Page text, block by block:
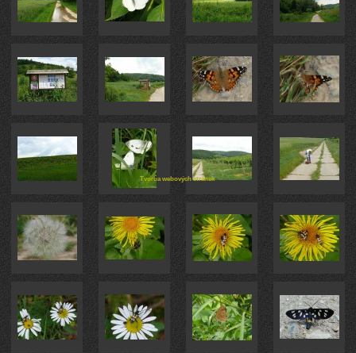
Tvorba webových stránek